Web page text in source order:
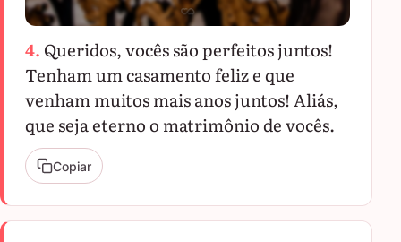
4. Queridos, vocês são perfeitos juntos!
Tenham um casamento feliz e que
venham muitos mais anos juntos! Aliás,
que seja eterno o matrimônio de vocês.
Copiar